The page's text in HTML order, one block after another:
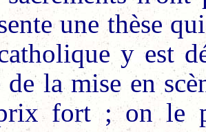
une thèse
y est
de la mise en
fort ; on le